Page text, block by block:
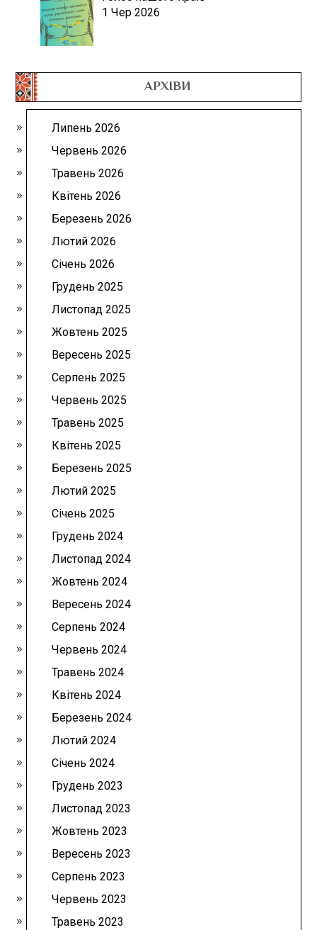
1 Чер 2026
АРХІВИ
Липень 2026
Червень 2026
Травень 2026
Квітень 2026
Березень 2026
Лютий 2026
Січень 2026
Грудень 2025
Листопад 2025
Жовтень 2025
Вересень 2025
Серпень 2025
Червень 2025
Травень 2025
Квітень 2025
Березень 2025
Лютий 2025
Січень 2025
Грудень 2024
Листопад 2024
Жовтень 2024
Вересень 2024
Серпень 2024
Червень 2024
Травень 2024
Квітень 2024
Березень 2024
Лютий 2024
Січень 2024
Грудень 2023
Листопад 2023
Жовтень 2023
Вересень 2023
Серпень 2023
Червень 2023
Травень 2023